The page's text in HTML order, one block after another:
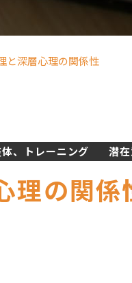
と深層心理の関係性
、トレーニング
潜
理の関係